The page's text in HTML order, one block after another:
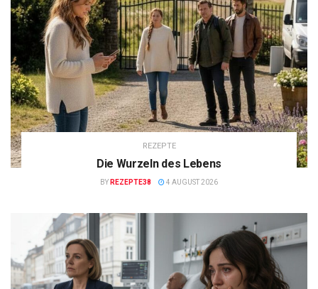
REZEPTE
Die Wurzeln des Lebens
BY REZEPTE38 4 AUGUST 2026